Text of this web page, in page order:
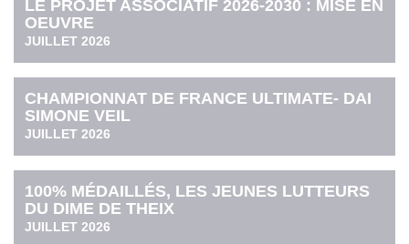
LE PROJET ASSOCIATIF 2026-2030 : MISE EN
OEUVRE
JUILLET 2026
CHAMPIONNAT DE FRANCE ULTIMATE- DAI
SIMONE VEIL
JUILLET 2026
100% MÉDAILLÉS, LES JEUNES LUTTEURS
DU DIME DE THEIX
JUILLET 2026